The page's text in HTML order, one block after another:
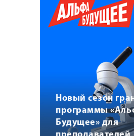
Новый сезон
программы
Будущее» для